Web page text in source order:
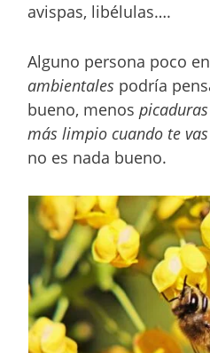
avispas, libélulas….
Alguno persona poco
ambientales podría
bueno, menos
más limpio cuando te
no es nada bueno.